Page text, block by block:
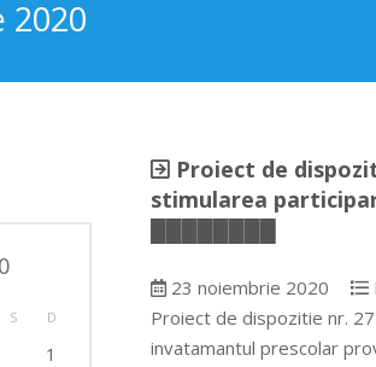
2020
Proiect de
stimularea
23 noiembrie 2020
Proiect de dispozitie nr.
invatamantul prescolar
S D
1